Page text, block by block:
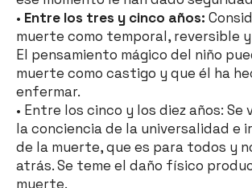
• Entre los tres y cinco años:
muerte como temporal, reversible
El pensamiento mágico del niño
muerte como castigo y que él ha
enfermar.
• Entre los cinco y los diez años: Se
la conciencia de la universalidad e
de la muerte, que es para todos y
atrás. Se teme el daño físico
muerte.